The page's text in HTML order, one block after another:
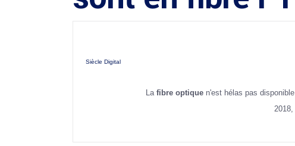
Siècle Digital
La fibre optiquen'est hélas pas